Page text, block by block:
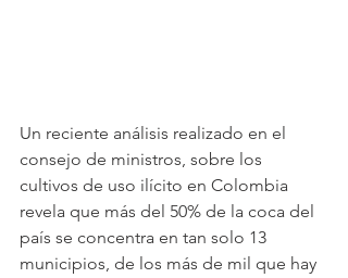
Un reciente análisis realizado en el
consejo de ministros, sobre los
cultivos de uso ilícito en Colombia
revela que más del 50% de la coca del
país se concentra en tan solo 13
municipios, de los más de mil que hay